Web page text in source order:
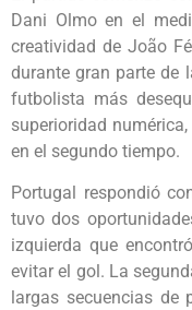
Dani Olmo en el
creatividad de João
durante gran parte de
futbolista más
superioridad
en el segundo tiempo.
Portugal respondió
tuvo dos
izquierda que
evitar el gol. La
largas secuencias